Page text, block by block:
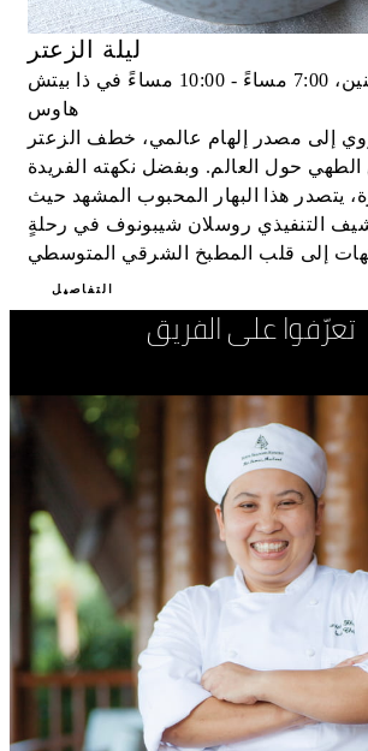
ليلة الزعتر
الخميس والاثنين، 7:00 مساءً - 10:00 مساءً في ذا بيتش
هاوس
إلى مصدر إلهام عالمي، خطف الزعتر
الطهي حول العالم. وبفضل نكهته الفريدة
يتصدر هذا البهار المحبوب المشهد حيث
التنفيذي روسلان شيبونوف في رحلةٍ
التفاصيل
تعرّفوا على الفريق